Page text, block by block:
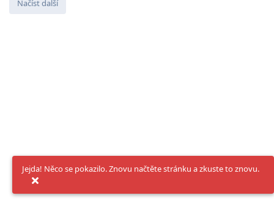
Načíst další
Jejda! Něco se pokazilo. Znovu načtěte stránku a zkuste to znovu.